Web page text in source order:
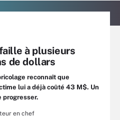
à plusieurs
de dollars
reconnaît que
lui a déjà coûté 43 M$. Un
progresser.
en chef